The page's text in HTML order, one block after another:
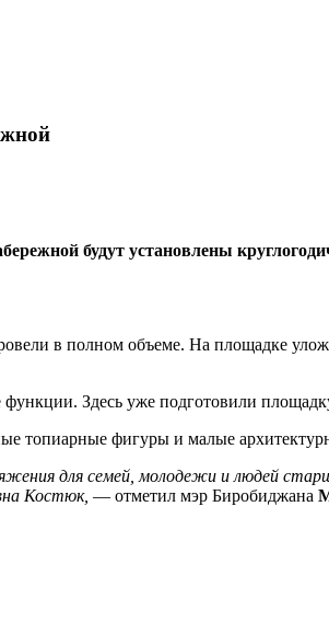
будут установлены
в полном объеме. На площадке
Здесь уже подготовили
топиарные фигуры и малые
для семей, молодежи и людей
Костюк, — отметил мэр Биробиджана